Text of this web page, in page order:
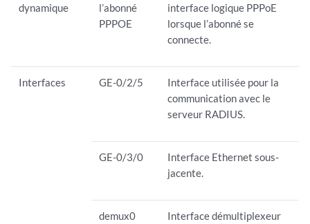
dynamique
l’abonné
PPPOE
interface logique PPPoE
lorsque l’abonné se
connecte.
Interfaces GE-0/2/5
Interface utilisée pour la
communication avec le
serveur RADIUS.
GE-0/3/0
Interface Ethernet sous-
jacente.
demux0
Interface démultiplexeur